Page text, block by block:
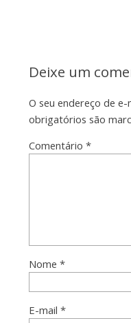
Deixe um
O seu endereço de
obrigatórios são
Comentário *
Nome *
E-mail *